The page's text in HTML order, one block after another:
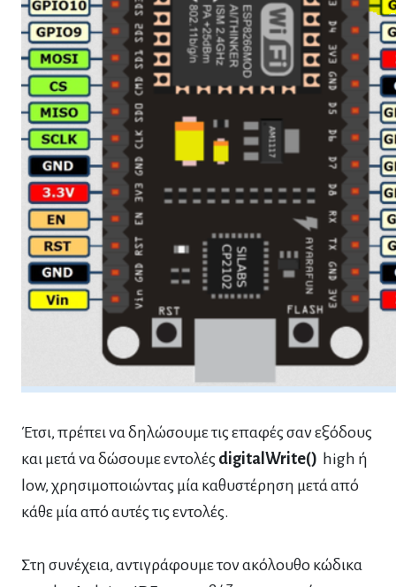
Έτσι, πρέπει να δηλώσουμε τις επαφές σαν εξόδους
και μετά να δώσουμε εντολές digitalWrite() high ή
low, χρησιμοποιώντας μία καθυστέρηση μετά από
κάθε μία από αυτές τις εντολές.
Στη συνέχεια, αντιγράφουμε τον ακόλουθο κώδικα